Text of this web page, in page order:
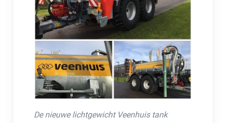
De nieuwe lichtgewicht Veenhuis tank